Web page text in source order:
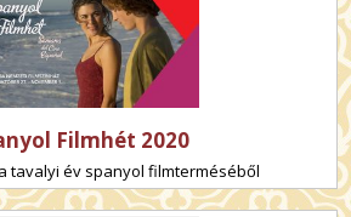
Filmhét 2020
tavalyi év spanyol filmterméséből